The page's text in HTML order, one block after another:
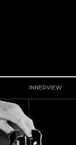
INNERVIEW